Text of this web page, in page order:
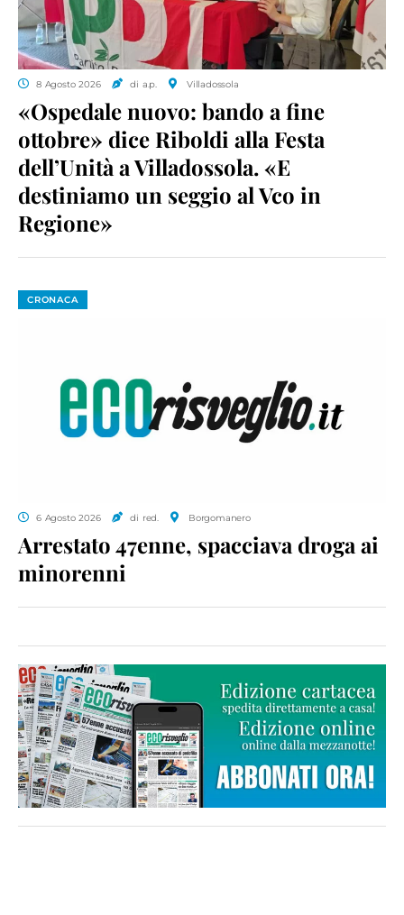
8 Agosto 2026 di a.p. Villadossola
«Ospedale nuovo: bando a fine
ottobre» dice Riboldi alla Festa
dell’Unità a Villadossola. «E
destiniamo un seggio al Vco in
Regione»
CRONACA
6 Agosto 2026 di red. Borgomanero
Arrestato 47enne, spacciava droga ai
minorenni